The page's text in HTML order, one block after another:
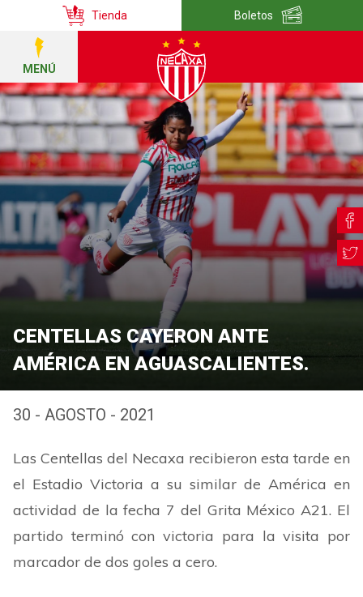
Tienda Boletos
MENÚ
CENTELLAS CAYERON ANTE
AMÉRICA EN AGUASCALIENTES.
30 - AGOSTO - 2021
Las Centellas del Necaxa recibieron esta tarde en
el Estadio Victoria a su similar de América en
actividad de la fecha 7 del Grita México A21. El
partido terminó con victoria para la visita por
marcador de dos goles a cero.